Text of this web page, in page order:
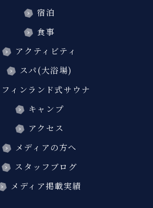
宿泊
食事
アクティビティ
スパ(大浴場)
フィンランド式サウナ
キャンプ
アクセス
メディアの方へ
スタッフブログ
メディア掲載実績